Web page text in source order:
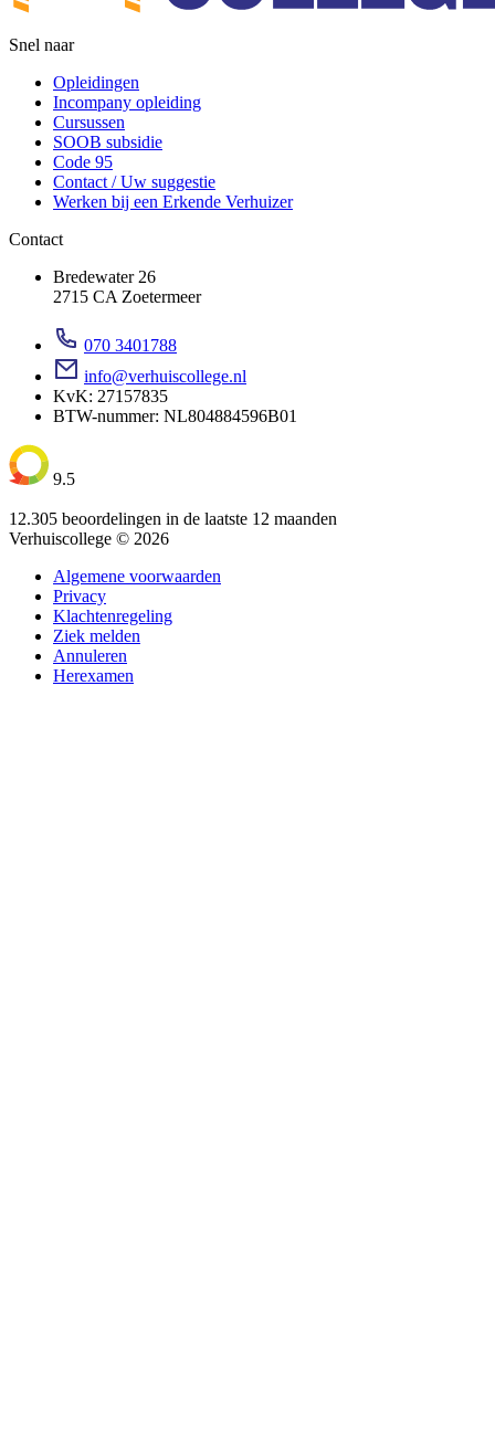
Snel naar
Opleidingen
Incompany opleiding
Cursussen
SOOB subsidie
Code 95
Contact / Uw suggestie
Werken bij een Erkende Verhuizer
Contact
Bredewater 26
2715 CA Zoetermeer
070 3401788
info@verhuiscollege.nl
KvK: 27157835
BTW-nummer: NL804884596B01
9.5
12.305 beoordelingen in de laatste 12 maanden
Verhuiscollege © 2026
Algemene voorwaarden
Privacy
Klachtenregeling
Ziek melden
Annuleren
Herexamen